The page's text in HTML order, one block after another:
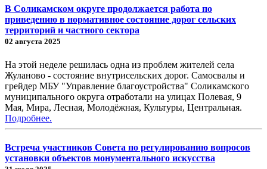
В Соликамском округе продолжается работа по
приведению в нормативное состояние дорог сельских
территорий и частного сектора
02 августа 2025
На этой неделе решилась одна из проблем жителей села
Жуланово - состояние внутрисельских дорог. Самосвалы и
грейдер МБУ "Управление благоустройства" Соликамского
муниципального округа отработали на улицах Полевая, 9
Мая, Мира, Лесная, Молодёжная, Культуры, Центральная.
Подробнее.
Встреча участников Совета по регулированию вопросов
установки объектов монументального искусства